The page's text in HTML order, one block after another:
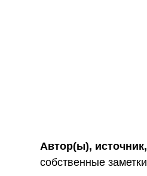
Автор(ы),
собственные